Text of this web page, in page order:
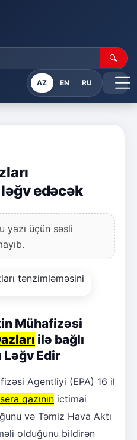
🔍
AZ EN RU
edəcək
yazı üçün səsli
Mühafizəsi
ilə bağlı
Ləğv Edir
Agentliyi (EPA) 16 il
sera qazının ictimai
və Təmiz Hava Aktı
olduğunu bildirən